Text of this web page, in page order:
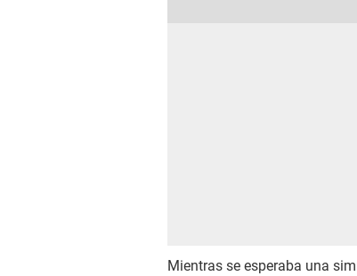
Mientras se esperaba una